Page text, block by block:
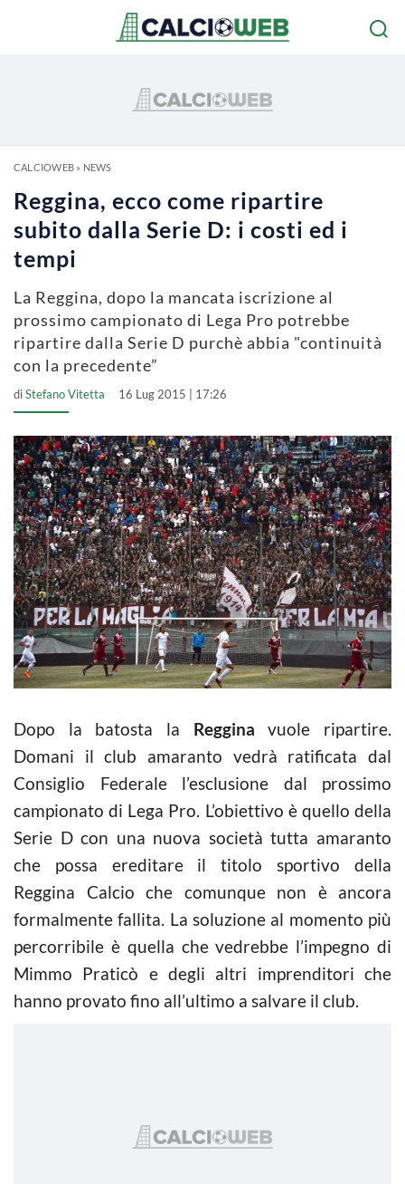
CALCIOWEB» NEWS
Reggina, ecco come ripartire
subito dalla Serie D: i costi ed i
tempi
La Reggina, dopo la mancata iscrizione al
prossimo campionato di Lega Pro potrebbe
ripartire dalla Serie D purchè abbia "continuità
con la precedente”
diStefano Vitetta 16 Lug 2015 | 17:26
Dopo la batosta la Reggina vuole ripartire.
Domani il club amaranto vedrà ratificata dal
Consiglio Federale l’esclusione dal prossimo
campionato di Lega Pro. L’obiettivo è quello della
Serie D con una nuova società tutta amaranto
che possa ereditare il titolo sportivo della
Reggina Calcio che comunque non è ancora
formalmente fallita. La soluzione al momento più
percorribile è quella che vedrebbe l’impegno di
Mimmo Praticò e degli altri imprenditori che
hanno provato fino all’ultimo a salvare il club.